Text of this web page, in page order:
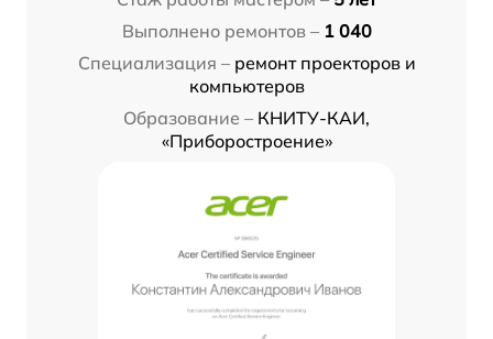
Выполнено ремонтов – 1 040
Специализация – ремонт проекторов и
компьютеров
Образование – КНИТУ-КАИ,
«Приборостроение»